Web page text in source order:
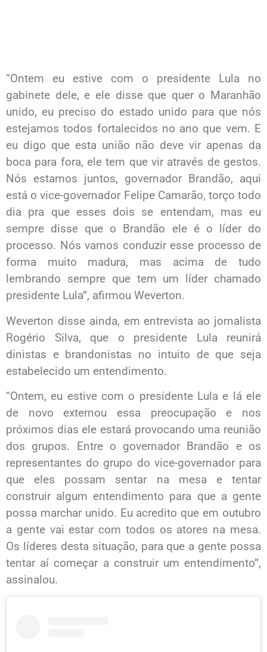
“Ontem eu estive com o presidente Lula no
gabinete dele, e ele disse que quer o Maranhão
unido, eu preciso do estado unido para que nós
estejamos todos fortalecidos no ano que vem. E
eu digo que esta união não deve vir apenas da
boca para fora, ele tem que vir através de gestos.
Nós estamos juntos, governador Brandão, aqui
está o vice-governador Felipe Camarão, torço todo
dia pra que esses dois se entendam, mas eu
sempre disse que o Brandão ele é o líder do
processo. Nós vamos conduzir esse processo de
forma muito madura, mas acima de tudo
lembrando sempre que tem um líder chamado
presidente Lula”, afirmou Weverton.
Weverton disse ainda, em entrevista ao jornalista
Rogério Silva, que o presidente Lula reunirá
dinistas e brandonistas no intuito de que seja
estabelecido um entendimento.
“Ontem, eu estive com o presidente Lula e lá ele
de novo externou essa preocupação e nos
próximos dias ele estará provocando uma reunião
dos grupos. Entre o governador Brandão e os
representantes do grupo do vice-governador para
que eles possam sentar na mesa e tentar
construir algum entendimento para que a gente
possa marchar unido. Eu acredito que em outubro
a gente vai estar com todos os atores na mesa.
Os líderes desta situação, para que a gente possa
tentar aí começar a construir um entendimento”,
assinalou.